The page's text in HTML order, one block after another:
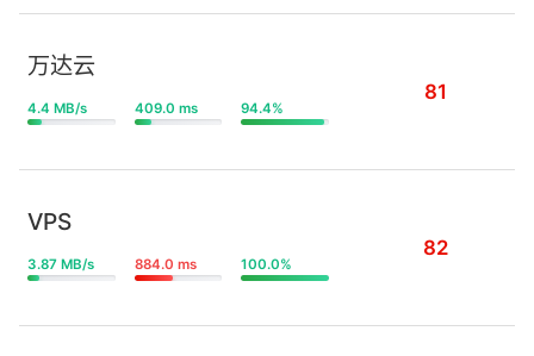
万达云
4.4 MB/s 409.0 ms 94.4%
81
VPS
3.87 MB/s 884.0 ms 100.0%
82